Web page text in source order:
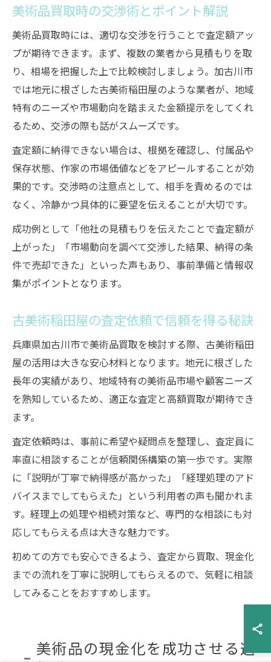
美術品買取時の交渉術とポイント解説
美術品買取時には、適切な交渉を行うことで査定額アッ
プが期待できます。まず、複数の業者から見積もりを取
り、相場を把握した上で比較検討しましょう。加古川市
では地元に根ざした古美術稲田屋のような業者が、地域
特有のニーズや市場動向を踏まえた金額提示をしてくれ
るため、交渉の際も話がスムーズです。
査定額に納得できない場合は、根拠を確認し、付属品や
保存状態、作家の市場価値などをアピールすることが効
果的です。交渉時の注意点として、相手を責めるのでは
なく、冷静かつ具体的に要望を伝えることが大切です。
成功例として「他社の見積もりを伝えたことで査定額が
上がった」「市場動向を調べて交渉した結果、納得の条
件で売却できた」といった声もあり、事前準備と情報収
集がポイントとなります。
古美術稲田屋の査定依頼で信頼を得る秘訣
兵庫県加古川市で美術品買取を検討する際、古美術稲田
屋の活用は大きな安心材料となります。地元に根ざした
長年の実績があり、地域特有の美術品市場や顧客ニーズ
を熟知しているため、適正な査定と高額買取が期待でき
ます。
査定依頼時は、事前に希望や疑問点を整理し、査定員に
率直に相談することが信頼関係構築の第一歩です。実際
に「説明が丁寧で納得感が高かった」「経理処理のアド
バイスまでしてもらえた」という利用者の声も聞かれま
す。経理上の処理や相続対策など、専門的な相談にも対
応してもらえる点は大きな魅力です。
初めての方でも安心できるよう、査定から買取、現金化
までの流れを丁寧に説明してもらえるので、気軽に相談
してみることをおすすめします。
美術品の現金化を成功させる選